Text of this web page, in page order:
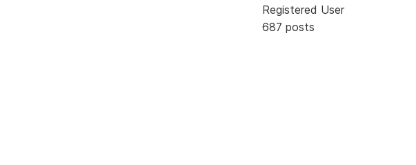
Registered User
687 posts